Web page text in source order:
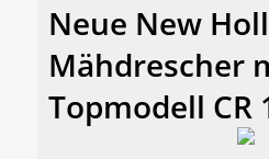
Neue New
Mähdrescher
Topmodell CR